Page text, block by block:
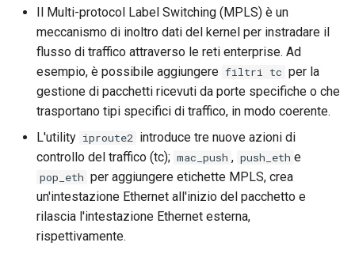
Il Multi-protocol Label Switching (MPLS) è un
meccanismo di inoltro dati del kernel per instradare il
flusso di traffico attraverso le reti enterprise. Ad
esempio, è possibile aggiungere filtri tc per la
gestione di pacchetti ricevuti da porte specifiche o che
trasportano tipi specifici di traffico, in modo coerente.
L'utility iproute2 introduce tre nuove azioni di
controllo del traffico (tc); mac_push , push_eth e
pop_eth per aggiungere etichette MPLS, crea
un'intestazione Ethernet all'inizio del pacchetto e
rilascia l'intestazione Ethernet esterna,
rispettivamente.